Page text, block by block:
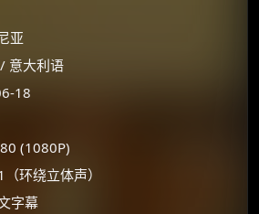
亚
意大利语
18
(1080P)
环绕立体声）
字幕☕